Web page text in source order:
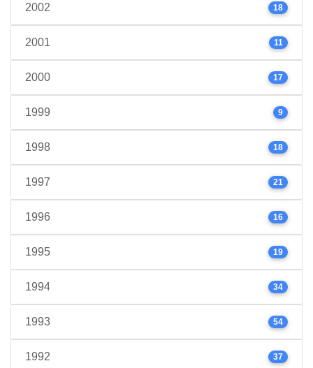
2002 18
2001 11
2000 17
1999 9
1998 18
1997 21
1996 16
1995 19
1994 34
1993 54
1992 37